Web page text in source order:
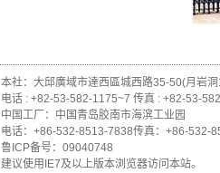
本社：大邱廣域市達西區城西路35-50(月岩
电话 : +82-53-582-1175~7 传真 : +82-53-
中国工厂： 中国青岛胶南市海滨工业园
电话： +86-532-8513-7838传真： +86-532-
鲁ICP备号 ： 09040748
建议使用 IE7及以上版本浏览器访问本站。